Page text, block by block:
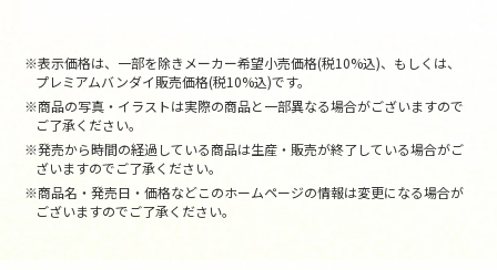
※表示価格は、一部を除きメーカー希望小売価格(税10%込)、もしくは、
プレミアムバンダイ販売価格(税10%込)です。
※商品の写真・イラストは実際の商品と一部異なる場合がございますので
ご了承ください。
※発売から時間の経過している商品は生産・販売が終了している場合がご
ざいますのでご了承ください。
※商品名・発売日・価格などこのホームページの情報は変更になる場合が
ございますのでご了承ください。